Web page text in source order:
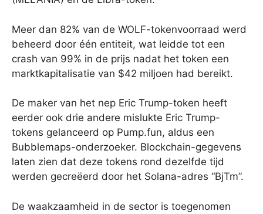
Meer dan 82% van de WOLF-tokenvoorraad werd
beheerd door één entiteit, wat leidde tot een
crash van 99% in de prijs nadat het token een
marktkapitalisatie van $42 miljoen had bereikt.
De maker van het nep Eric Trump-token heeft
eerder ook drie andere mislukte Eric Trump-
tokens gelanceerd op Pump.fun, aldus een
Bubblemaps-onderzoeker. Blockchain-gegevens
laten zien dat deze tokens rond dezelfde tijd
werden gecreëerd door het Solana-adres “BjTm”.
De waakzaamheid in de sector is toegenomen